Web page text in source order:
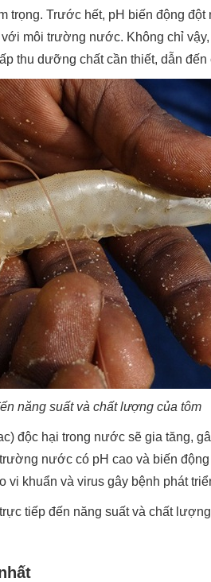
trọng. Trước hết, pH biến động đột
môi trường nước. Không chỉ
thu dưỡng chất cần thiết, dẫn
năng suất và chất lượng của tôm
độc hại trong nước sẽ gia tăng,
nước có pH cao và biến
vi khuẩn và virus gây bệnh phát
tiếp đến năng suất và chất